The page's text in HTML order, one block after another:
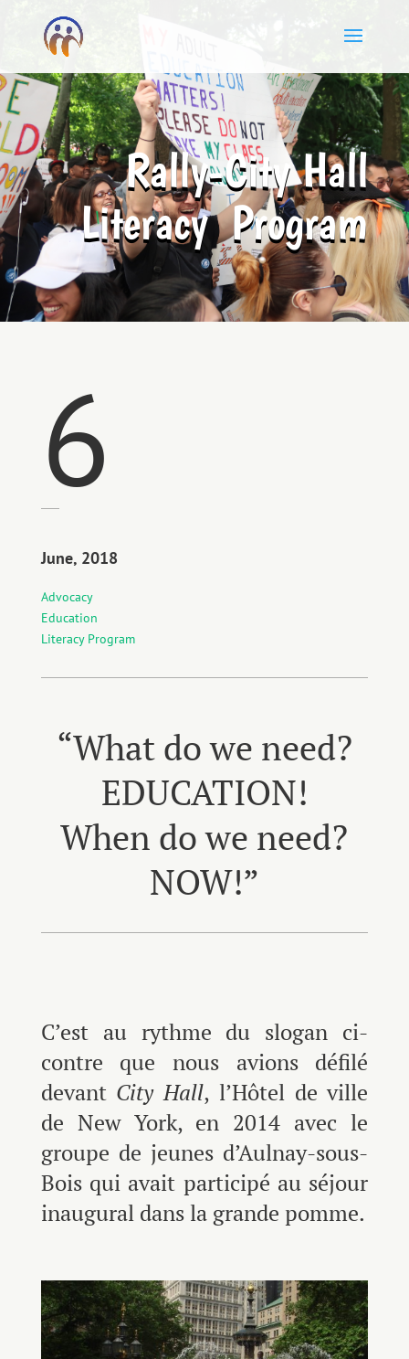
Rally-City Hall
Literacy Program
6
June, 2018
Advocacy
Education
Literacy Program
“What do we need?
EDUCATION!
When do we need?
NOW!”
C’est au rythme du slogan ci-
contre que nous avions défilé
devant City Hall, l’Hôtel de ville
de New York, en 2014 avec le
groupe de jeunes d’Aulnay-sous-
Bois qui avait participé au séjour
inaugural dans la grande pomme.